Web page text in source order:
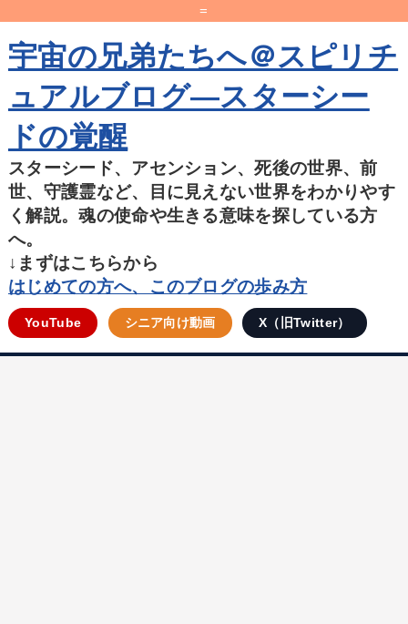
=
宇宙の兄弟たちへ＠スピリチ
ュアルブログ―スターシー
ドの覚醒
スターシード、アセンション、死後の世界、前
世、守護霊など、目に見えない世界をわかりやす
く解説。魂の使命や生きる意味を探している方
へ。
↓まずはこちらから
はじめての方へ、このブログの歩み方
YouTube シニア向け動画 X（旧Twitter）